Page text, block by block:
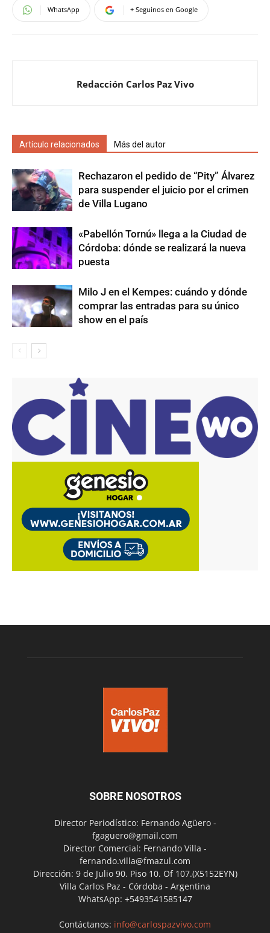
WhatsApp + Seguinos en Google
Redacción Carlos Paz Vivo
Artículo relacionados Más del autor
Rechazaron el pedido de “Pity” Álvarez
para suspender el juicio por el crimen
de Villa Lugano
«Pabellón Tornú» llega a la Ciudad de
Córdoba: dónde se realizará la nueva
puesta
Milo J en el Kempes: cuándo y dónde
comprar las entradas para su único
show en el país
SOBRE NOSOTROS
Director Periodístico: Fernando Agüero -
fgaguero@gmail.com
Director Comercial: Fernando Villa -
fernando.villa@fmazul.com
Dirección: 9 de Julio 90. Piso 10. Of 107.(X5152EYN)
Villa Carlos Paz - Córdoba - Argentina
WhatsApp: +5493541585147
Contáctanos: info@carlospazvivo.com